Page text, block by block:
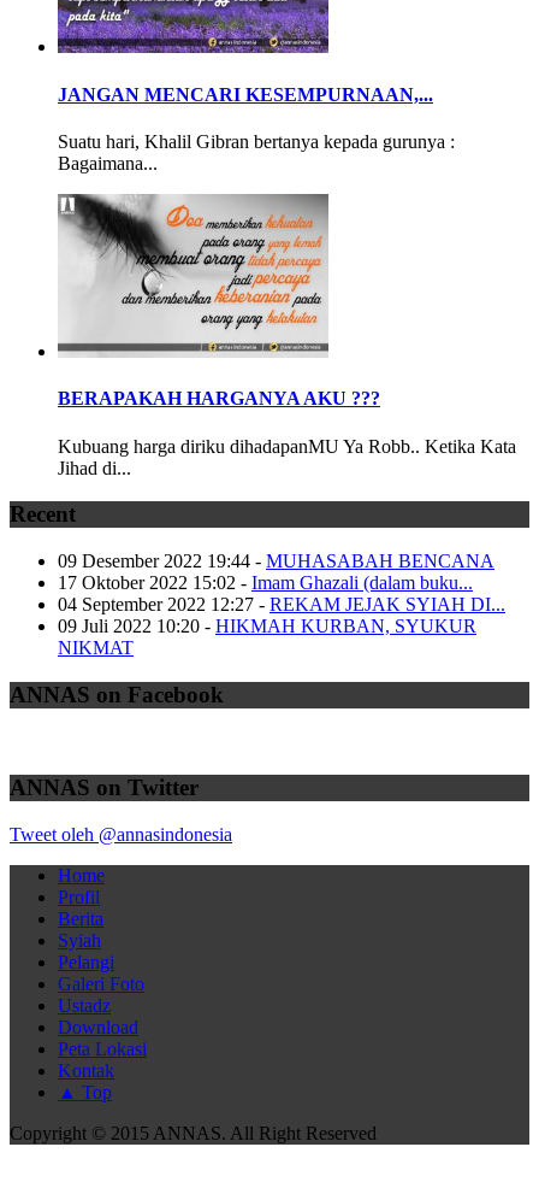
JANGAN MENCARI KESEMPURNAAN,...
Suatu hari, Khalil Gibran bertanya kepada gurunya :
Bagaimana...
BERAPAKAH HARGANYA AKU ???
Kubuang harga diriku dihadapanMU Ya Robb.. Ketika Kata
Jihad di...
Recent
09 Desember 2022 19:44 - MUHASABAH BENCANA
17 Oktober 2022 15:02 - Imam Ghazali (dalam buku...
04 September 2022 12:27 - REKAM JEJAK SYIAH DI...
09 Juli 2022 10:20 - HIKMAH KURBAN, SYUKUR
NIKMAT
ANNAS on Facebook
ANNAS on Twitter
Tweet oleh @annasindonesia
Home
Profil
Berita
Syiah
Pelangi
Galeri Foto
Ustadz
Download
Peta Lokasi
Kontak
▲ Top
Copyright © 2015 ANNAS. All Right Reserved